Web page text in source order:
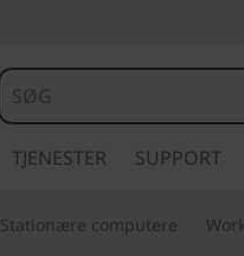
TJENESTER SUPPORT
Stationære computere